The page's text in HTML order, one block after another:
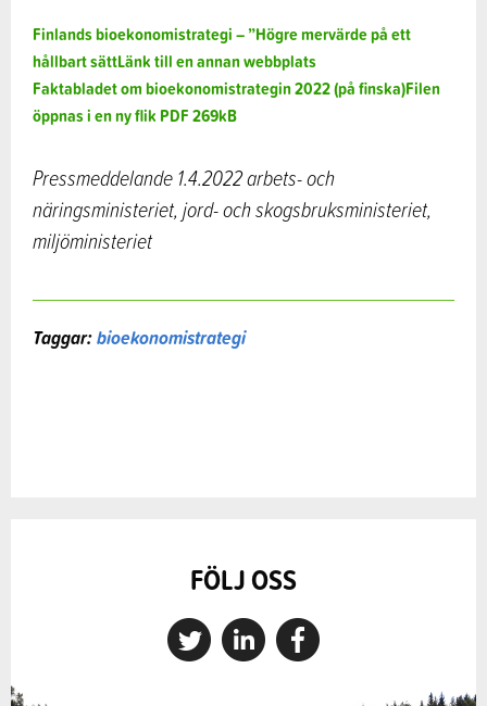
Finlands bioekonomistrategi – ”Högre mervärde på ett
hållbart sättLänk till en annan webbplats
Faktabladet om bioekonomistrategin 2022 (på finska)Filen
öppnas i en ny flik PDF269kB
Pressmeddelande 1.4.2022 arbets- och
näringsministeriet, jord- och skogsbruksministeriet,
miljöministeriet
Taggar:bioekonomistrategi
FÖLJ OSS